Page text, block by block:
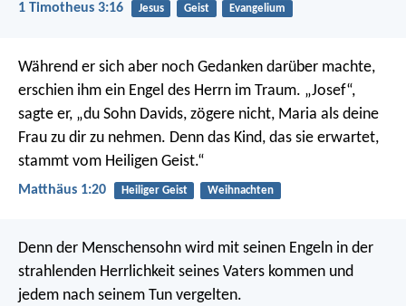
1 Timotheus 3:16 Jesus Geist Evangelium
Während er sich aber noch Gedanken darüber machte,
erschien ihm ein Engel des Herrn im Traum. „Josef“,
sagte er, „du Sohn Davids, zögere nicht, Maria als deine
Frau zu dir zu nehmen. Denn das Kind, das sie erwartet,
stammt vom Heiligen Geist.“
Matthäus 1:20 Heiliger Geist Weihnachten
Denn der Menschensohn wird mit seinen Engeln in der
strahlenden Herrlichkeit seines Vaters kommen und
jedem nach seinem Tun vergelten.